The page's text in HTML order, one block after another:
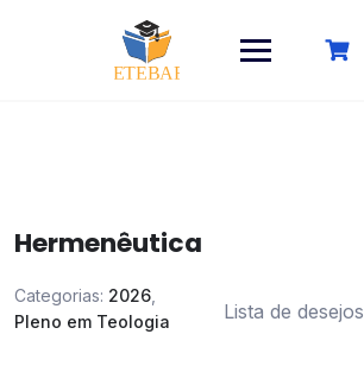
Hermenêutica
Categorias: 2026
Pleno em Teologia
Lista de desejos